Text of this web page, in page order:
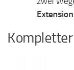
Extension